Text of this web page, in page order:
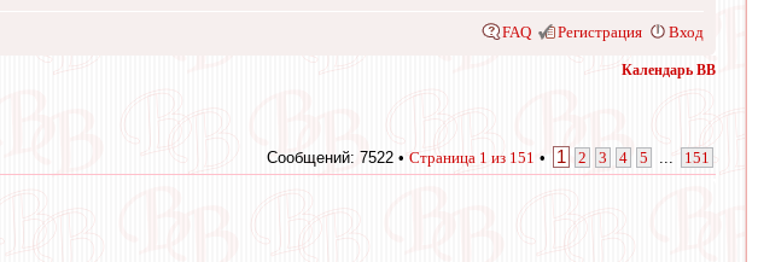
FAQ Регистрация Вход
Календарь ВВ
Сообщений: 7522 • Страница 1 из 151 • 1 2 3 4 5 151